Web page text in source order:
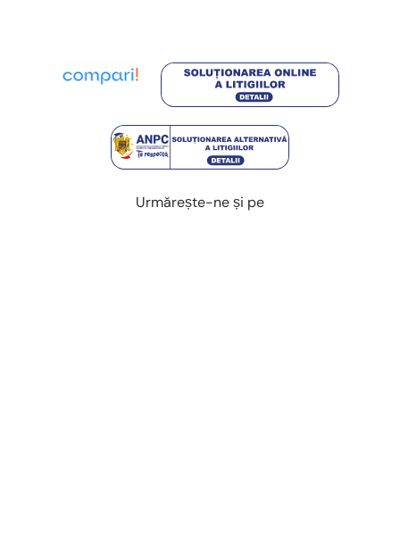
Urmărește-ne și pe